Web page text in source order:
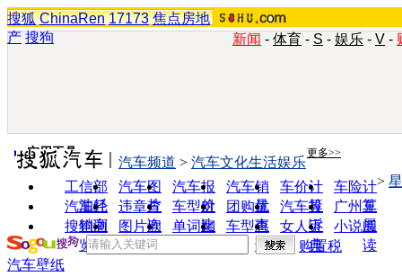
搜狐 ChinaRen 17173 焦点房地
产 搜狗 新闻 - 体育 - S - 娱乐 - V -
实用工具 更多>>
工信部
油耗
汽车图
片
汽车报
价
汽车销
量
车价计
算
车险计
算
汽车经
销商
违章查
询
车型对
比
团购优
惠
汽车投
诉
广州车
展
搜狗浏
览器
图片欣
赏
单词翻
车型查
询
女人宝
典
小说阅
读
汽车频道 > 汽车文化生活娱乐
>
购置税
汽车壁纸